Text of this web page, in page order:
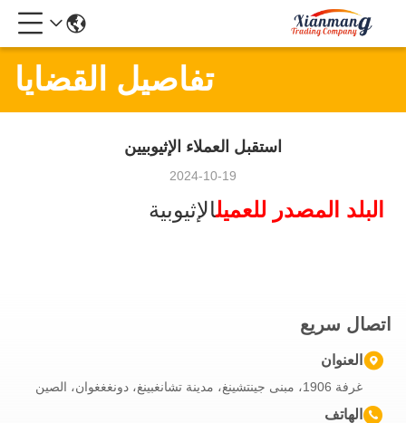
تفاصيل القضايا
استقبل العملاء الإثيوبيين
2024-10-19
البلد المصدر للعميلالإثيوبية
اتصال سريع
العنوان
غرفة 1906، مبنى جينتشينغ، مدينة تشانغبينغ، دونغغغوان، الصين
الهاتف